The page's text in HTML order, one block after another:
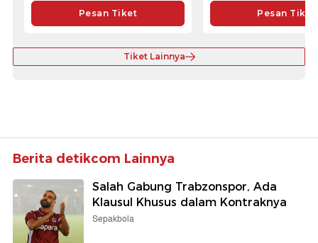
Pesan Tiket Pesan Tiket
Tiket Lainnya
Berita detikcom Lainnya
Salah Gabung Trabzonspor, Ada
Klausul Khusus dalam Kontraknya
Sepakbola